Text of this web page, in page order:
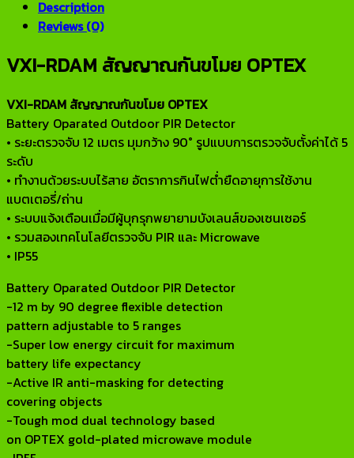
Description
Reviews (0)
VXI-RDAM สัญญาณกันขโมย OPTEX
VXI-RDAM สัญญาณกันขโมย OPTEX
Battery Oparated Outdoor PIR Detector
• ระยะตรวจจับ 12 เมตร มุมกว้าง 90° รูปแบบการตรวจจับตั้งค่าได้ 5
ระดับ
• ทำงานด้วยระบบไร้สาย อัตราการกินไฟต่ำยืดอายุการใช้งาน
แบตเตอรี่/ถ่าน
• ระบบแจ้งเตือนเมื่อมีผู้บุกรุกพยายามบังเลนส์ของเซนเซอร์
• รวมสองเทคโนโลยีตรวจจับ PIR และ Microwave
• IP55
Battery Oparated Outdoor PIR Detector
-12 m by 90 degree flexible detection
pattern adjustable to 5 ranges
-Super low energy circuit for maximum
battery life expectancy
-Active IR anti-masking for detecting
covering objects
-Tough mod dual technology based
on OPTEX gold-plated microwave module